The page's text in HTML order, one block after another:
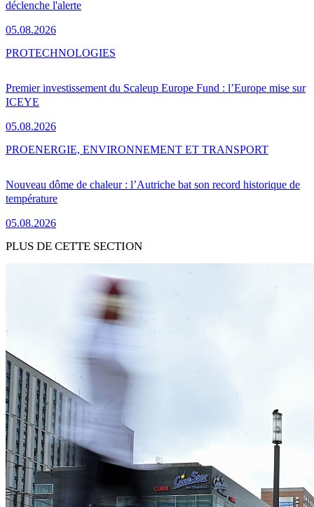
déclenche l'alerte
05.08.2026
Premier investissement du Scaleup Europe Fund : l’Europe mise sur
ICEYE
05.08.2026
PROTECHNOLOGIES
Nouveau dôme de chaleur : l’Autriche bat son record historique de
température
05.08.2026
PROENERGIE, ENVIRONNEMENT ET TRANSPORT
PLUS DE CETTE SECTION